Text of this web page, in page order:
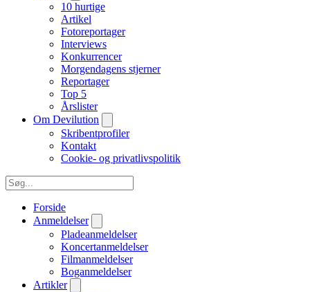
10 hurtige
Artikel
Fotoreportager
Interviews
Konkurrencer
Morgendagens stjerner
Reportager
Top 5
Årslister
Om Devilution
Skribentprofiler
Kontakt
Cookie- og privatlivspolitik
Forside
Anmeldelser
Pladeanmeldelser
Koncertanmeldelser
Filmanmeldelser
Boganmeldelser
Artikler